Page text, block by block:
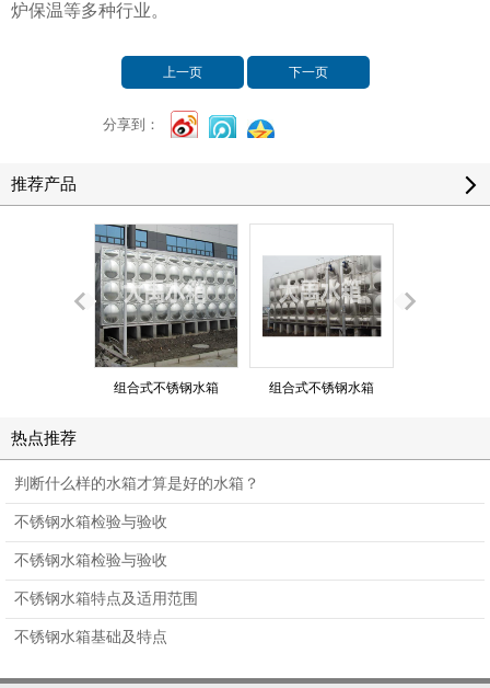
炉保温等多种行业。
上一页 下一页
分享到：
推荐产品
组合式不锈钢水箱 组合式不锈钢水箱
热点推荐
判断什么样的水箱才算是好的水箱？
不锈钢水箱检验与验收
不锈钢水箱检验与验收
不锈钢水箱特点及适用范围
不锈钢水箱基础及特点